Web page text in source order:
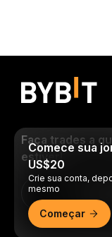
Faça trades a
estiver!
Comece sua
US$20
Crie sua conta,
mesmo
Começar